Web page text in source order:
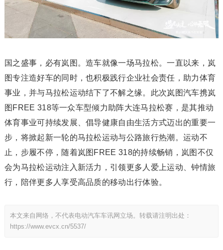
国之盛事，必有岚图。造车就像一场马拉松。一直以来，岚
图专注造好车的同时，也积极践行企业社会责任，助力体育
事业，并与马拉松运动结下了不解之缘。此次岚图汽车携岚
图FREE 318等一众车型倾力助阵大连马拉松赛，是其推动
体育事业可持续发展、倡导健康自由生活方式迈出的重要一
步，将掀起新一轮的马拉松运动与公路旅行热潮。运动不
止，步履不停，随着岚图FREE 318的持续畅销，岚图不仅
会为马拉松运动注入新活力，引领更多人爱上运动、钟情旅
行，陪伴更多人享受高品质的移动出行体验。
本文来自网络，不代表电动汽车车讯网立场。转载请注明出处：
https://www.evcx.cn/5537/